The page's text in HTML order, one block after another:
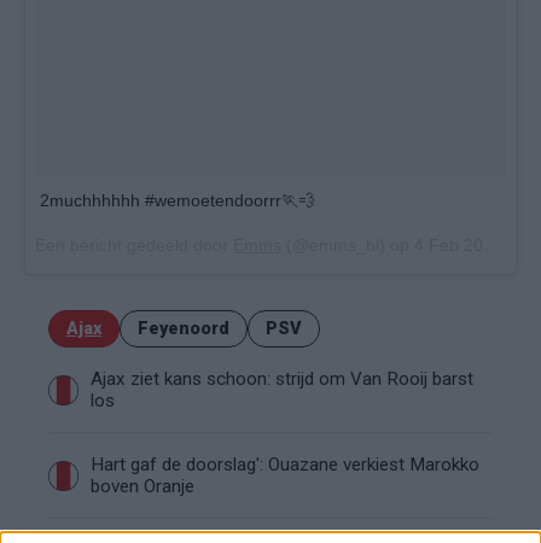
2muchhhhhh #wemoetendoorrr🏃💨
Ajax Feyenoord PSV
Ajax ziet kans schoon: strijd om Van Rooij barst
los
Hart gaf de doorslag': Ouazane verkiest Marokko
boven Oranje